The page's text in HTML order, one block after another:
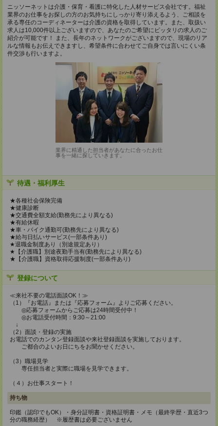
ニッソーネットは介護・保育・看護に特化した人材サービス会社です。福祉
業界のお仕事をお探しの方のお気持ちにしっかり寄り添えるよう、ご相談を
承る専任のコーディネーターは介護の資格を取得しています。また、取扱い
求人は10,000件以上ございますので、あなたのご希望にピッタリの求人のご
紹介が可能です！ また、長年のネットワークがございますので、現場のリア
ルな情報もお伝えできますし、希望条件に合わせてご自身では言いにくい条
件交渉も行いますよ。
業界に精通した担当者があなたに合ったお仕
事を一緒に探していきます。
待遇・福利厚生
★各種社会保険完備
★健康診断
★交通費全額支給(勤務先により異なる)
★有給休暇
★車・バイク通勤可(勤務先により異なる)
★給与日払いサービス(一部条件あり)
★退職金制度あり（別途規定あり）
★【介護職】別途夜勤手当有(勤務先により異なる)
★【介護職】資格取得応援制度(一部条件あり)
登録について
≪来社不要の電話面談OK！≫
（1）『お電話』または『応募フォーム』よりご応募ください。
◎応募フォームからご応募は24時間受付中！
◎お電話受付時間：9:30～21:00
↓
（2）面談・登録の実施
お電話でのカンタン登録面談や来社登録面談を実施しております。
ご都合のよいお日にちをお聞かせください。
（3）職場見学
専任担当者と実際に職場を見学できます。
（４）お仕事スタート！
持ち物
印鑑（認印でもOK）・身分証明書・資格証明書・メモ（最終学歴・直近3つ
分の職務経歴） ※履歴書は必要ございません